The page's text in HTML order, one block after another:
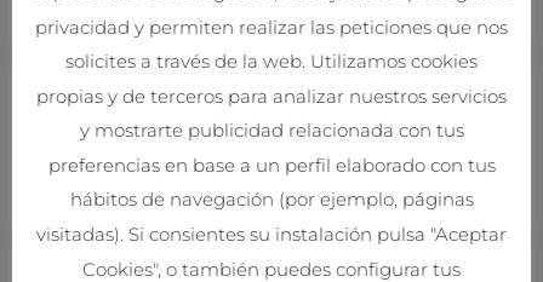
marzo 2021
privacidad y permiten realizar las peticiones que nos
solicites a través de la web. Utilizamos cookies
propias y de terceros para analizar nuestros servicios
y mostrarte publicidad relacionada con tus
preferencias en base a un perfil elaborado con tus
hábitos de navegación (por ejemplo, páginas
visitadas). Si consientes su instalación pulsa "Aceptar
Cookies", o también puedes configurar tus